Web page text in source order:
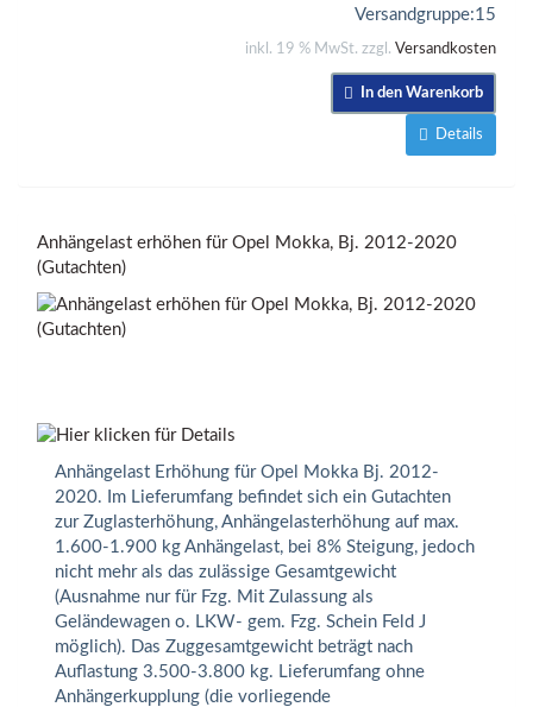
Versandgruppe:15
inkl. 19 % MwSt. zzgl. Versandkosten
In den Warenkorb
Details
Anhängelast erhöhen für Opel Mokka, Bj. 2012-2020
(Gutachten)
Anhängelast Erhöhung für Opel Mokka Bj. 2012-
2020. Im Lieferumfang befindet sich ein Gutachten
zur Zuglasterhöhung, Anhängelasterhöhung auf max.
1.600-1.900 kg Anhängelast, bei 8% Steigung, jedoch
nicht mehr als das zulässige Gesamtgewicht
(Ausnahme nur für Fzg. Mit Zulassung als
Geländewagen o. LKW- gem. Fzg. Schein Feld J
möglich). Das Zuggesamtgewicht beträgt nach
Auflastung 3.500-3.800 kg. Lieferumfang ohne
Anhängerkupplung (die vorliegende